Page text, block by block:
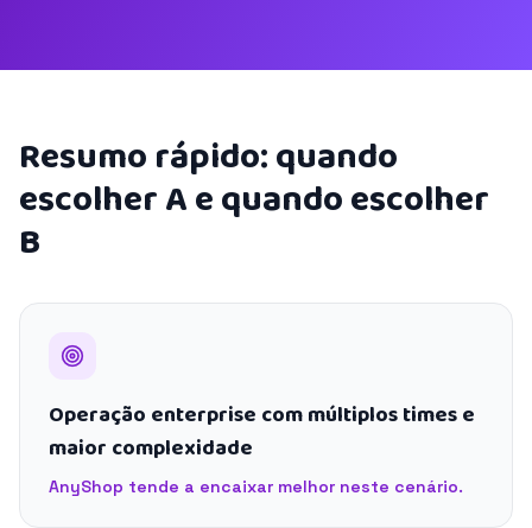
Resumo rápido: quando
escolher A e quando escolher
B
Operação enterprise com múltiplos times e
maior complexidade
AnyShop tende a encaixar melhor neste cenário.